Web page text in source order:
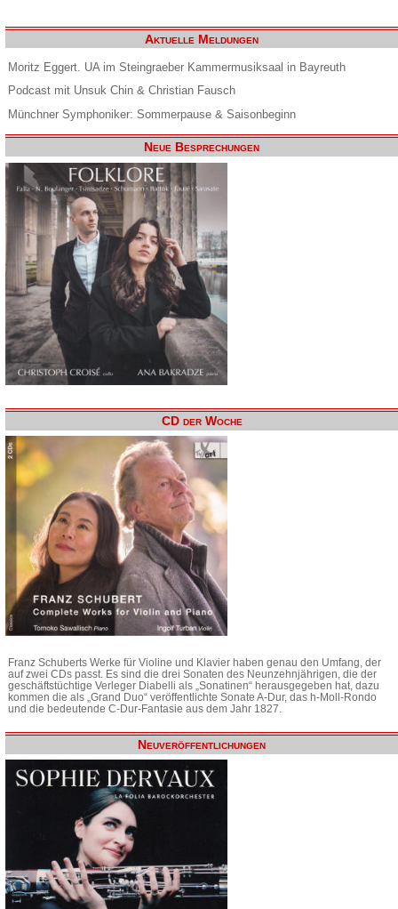
Aktuelle Meldungen
Moritz Eggert. UA im Steingraeber Kammermusiksaal in Bayreuth
Podcast mit Unsuk Chin & Christian Fausch
Münchner Symphoniker: Sommerpause & Saisonbeginn
Neue Besprechungen
CD der Woche
Franz Schuberts Werke für Violine und Klavier haben genau den Umfang, der
auf zwei CDs passt. Es sind die drei Sonaten des Neunzehnjährigen, die der
geschäftstüchtige Verleger Diabelli als „Sonatinen“ herausgegeben hat, dazu
kommen die als „Grand Duo“ veröffentlichte Sonate A-Dur, das h-Moll-Rondo
und die bedeutende C-Dur-Fantasie aus dem Jahr 1827.
Neuveröffentlichungen